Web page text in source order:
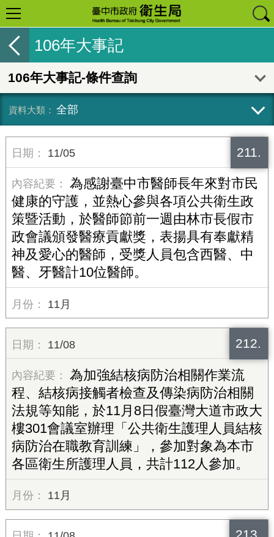
106年大事記
106年大事記-條件查詢
全部
211.
11/05
為感謝臺中市醫師長年來對市民
健康的守護，並熱心參與各項公共衛生政
策暨活動，於醫師節前一週由林市長假市
政會議頒發醫療貢獻獎，表揚具有奉獻精
神及愛心的醫師，受獎人員包含西醫、中
醫、牙醫計10位醫師。
11月
212.
11/08
為加強結核病防治相關作業流
程、結核病接觸者檢查及傳染病防治相關
法規等知能，於11月8日假臺灣大道市政大
樓301會議室辦理「公共衛生護理人員結核
病防治在職教育訓練」，參加對象為本市
各區衛生所護理人員，共計112人參加。
11月